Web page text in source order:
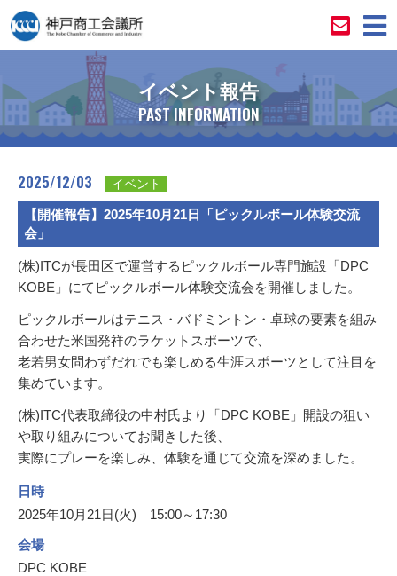
イベント報告
PAST INFORMATION
2025/12/03 イベント
【開催報告】2025年10月21日「ピックルボール体験交流
会」
(株)ITCが長田区で運営するピックルボール専門施設「DPC
KOBE」にてピックルボール体験交流会を開催しました。
ピックルボールはテニス・バドミントン・卓球の要素を組み
合わせた米国発祥のラケットスポーツで、
老若男女問わずだれでも楽しめる生涯スポーツとして注目を
集めています。
(株)ITC代表取締役の中村氏より「DPC KOBE」開設の狙い
や取り組みについてお聞きした後、
実際にプレーを楽しみ、体験を通じて交流を深めました。
日時
2025年10月21日(火) 15:00～17:30
会場
DPC KOBE